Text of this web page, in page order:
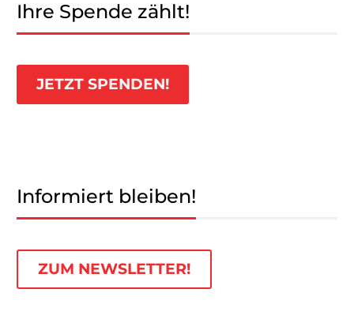
Ihre Spende zählt!
JETZT SPENDEN!
Informiert bleiben!
ZUM NEWSLETTER!